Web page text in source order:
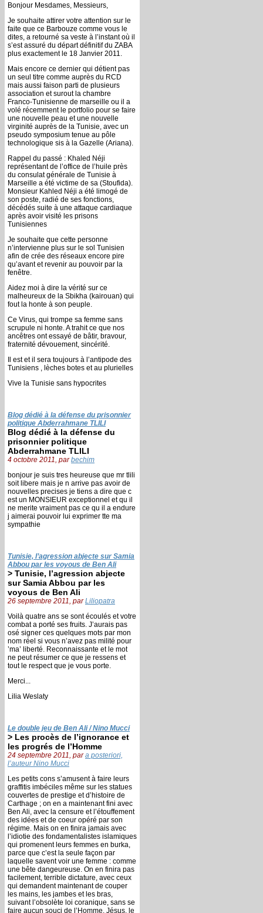
Bonjour Mesdames, Messieurs,
Je souhaite attirer votre attention sur le
faite que ce Barbouze comme vous le
dites, a retourné sa veste à l’instant où il
s’est assuré du départ définitif du ZABA
plus exactement le 18 Janvier 2011.
Mais encore ce dernier qui détient pas
un seul titre comme auprès du RCD
mais aussi faison parti de plusieurs
association et surout la chambre
Franco-Tunisienne de marseille ou il a
volé récemment le portfolio pour se faire
une nouvelle peau et une nouvelle
virginité auprès de la Tunisie, avec un
pseudo symposium tenue au pôle
technologique sis à la Gazelle (Ariana).
Rappel du passé : Khaled Néji
représentant de l’office de l’huile près
du consulat générale de Tunisie à
Marseille a été victime de sa (Stoufida).
Monsieur Kahled Néji a été limogé de
son poste, radié de ses fonctions,
décédés suite à une attaque cardiaque
après avoir visité les prisons
Tunisiennes
Je souhaite que cette personne
n’intervienne plus sur le sol Tunisien
afin de crée des réseaux encore pire
qu’avant et revenir au pouvoir par la
fenêtre.
Aidez moi à dire la vérité sur ce
malheureux de la Sbikha (kairouan) qui
fout la honte à son peuple.
Ce Virus, qui trompe sa femme sans
scrupule ni honte. A trahit ce que nos
ancêtres ont essayé de bâtir, bravour,
fraternité dévouement, sincérité.
Il est et il sera toujours à l’antipode des
Tunisiens , lèches botes et au plurielles
Vive la Tunisie sans hypocrites
Blog dédié à la défense du prisonnier
politique Abderrahmane TLILI
Blog dédié à la défense du
prisonnier politique
Abderrahmane TLILI
4 octobre 2011, parbechim
bonjour je suis tres heureuse que mr tlili
soit libere mais je n arrive pas avoir de
nouvelles precises je tiens a dire que c
est un MONSIEUR exceptionnel et qu il
ne merite vraiment pas ce qu il a endure
j aimerai pouvoir lui exprimer tte ma
sympathie
Tunisie, l’agression abjecte sur Samia
Abbou par les voyous de Ben Ali
> Tunisie, l’agression abjecte
sur Samia Abbou par les
voyous de Ben Ali
26 septembre 2011, parLiliopatra
Voilà quatre ans se sont écoulés et votre
combat a porté ses fruits. J’aurais pas
osé signer ces quelques mots par mon
nom réel si vous n’avez pas milité pour
’ma’ liberté. Reconnaissante et le mot
ne peut résumer ce que je ressens et
tout le respect que je vous porte.
Merci...
Lilia Weslaty
Le double jeu de Ben Ali / Nino Mucci
> Les procès de l’ignorance et
les progrés de l’Homme
24 septembre 2011, para posteriori,
l’auteur Nino Mucci
Les petits cons s’amusent à faire leurs
graffitis imbéciles même sur les statues
couvertes de prestige et d’histoire de
Carthage ; on en a maintenant fini avec
Ben Ali, avec la censure et l’étouffement
des idées et de coeur opéré par son
régime. Mais on en finira jamais avec
l’idiotie des fondamentalistes islamiques
qui promenent leurs femmes en burka,
parce que c’est la seule façon par
laquelle savent voir une femme : comme
une bête dangeureuse. On en finira pas
facilement, terrible dictature, avec ceux
qui demandent maintenant de couper
les mains, les jambes et les bras,
suivant l’obsolète loi coranique, sans se
faire aucun souci de l’Homme. Jésus, le